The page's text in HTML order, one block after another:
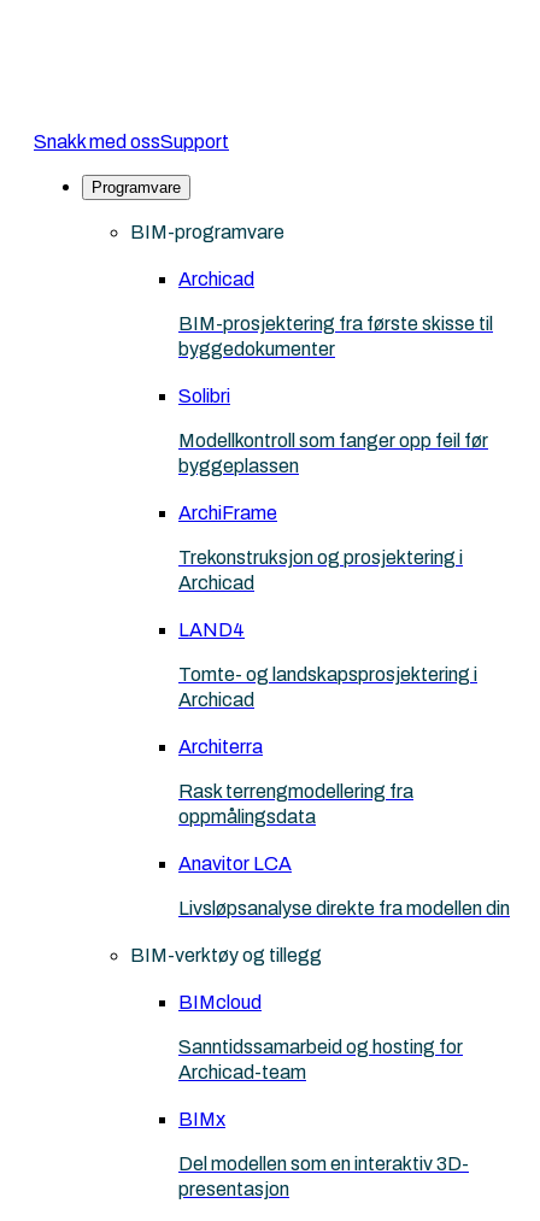
Snakk med ossSupport
Programvare
BIM-programvare
Archicad
BIM-prosjektering fra første skisse til
byggedokumenter
Solibri
Modellkontroll som fanger opp feil før
byggeplassen
ArchiFrame
Trekonstruksjon og prosjektering i
Archicad
LAND4
Tomte- og landskapsprosjektering i
Archicad
Architerra
Rask terrengmodellering fra
oppmålingsdata
Anavitor LCA
Livsløpsanalyse direkte fra modellen din
BIM-verktøy og tillegg
BIMcloud
Sanntidssamarbeid og hosting for
Archicad-team
BIMx
Del modellen som en interaktiv 3D-
presentasjon